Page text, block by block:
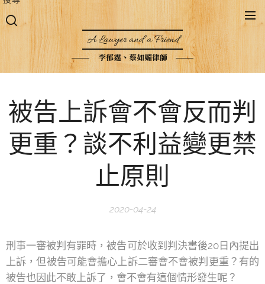
A Lawyer and a Friend
李郁霆、蔡如媚律師
被告上訴會不會反而判
更重？談不利益變更禁
止原則
2020-04-24
刑事一審被判有罪時，被告可於收到判決書後20日內提出
上訴，但被告可能會擔心上訴二審會不會被判更重？有的
被告也因此不敢上訴了，會不會有這個情形發生呢？